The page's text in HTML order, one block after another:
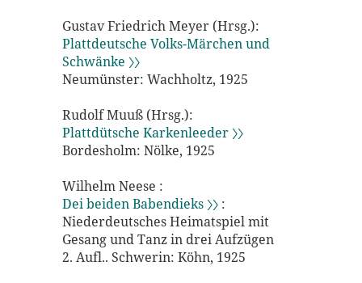
Gustav Friedrich Meyer (Hrsg.):
Plattdeutsche Volks-Märchen und
Schwänke 〉〉
Neumünster: Wachholtz, 1925
Rudolf Muuß (Hrsg.):
Plattdütsche Karkenleeder 〉〉
Bordesholm: Nölke, 1925
Wilhelm Neese :
Dei beiden Babendieks 〉〉 :
Niederdeutsches Heimatspiel mit
Gesang und Tanz in drei Aufzügen
2. Aufl.. Schwerin: Köhn, 1925